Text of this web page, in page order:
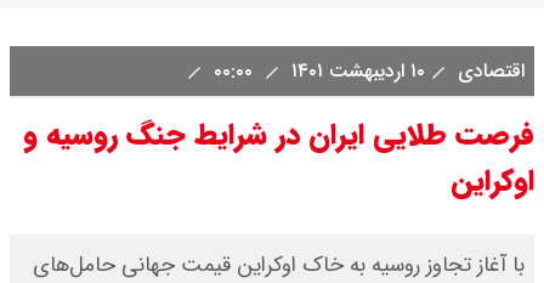
اقتصادی ۱۰ اردیبهشت ۱۴۰۱
فرصت طلایی ایران در شرایط جنگ روسیه و
اوکراین
با آغاز تجاوز روسیه به خاک اوکراین قیمت جهانی حامل‌های